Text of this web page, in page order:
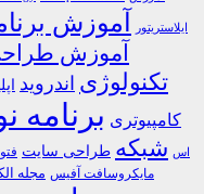
ایلاستریتور آموزش
آموزش
تکنولوژی اندروید
کامپیوتری برنامه
اس شبکه طراحی سایت
مایکروسافت آفیس مجله